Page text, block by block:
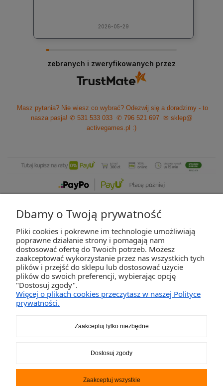
2026-05-29
zebranych i zweryfikowanych przez
Masz pytania? Nie wiesz co wybrać? Odezwij się a doradzimy - to
nasza pasja! ✆ 531 533 033 ✆ 796 521 697
✉ sklep@
activegames.pl :)
ZAKUPY
POMOC
2K-Invest Sp. j. Ul. Św. Wojciecha 60, 41-922 Radzionków, śląskie NIP: 645-241-94-
Napiszsklep@activegames.pllub zadzwoń +48796521697
Dbamy o Twoją prywatność
Pliki cookies i pokrewne im technologie umożliwiają
poprawne działanie strony i pomagają nam
dostosować ofertę do Twoich potrzeb. Możesz
zaakceptować wykorzystanie przez nas wszystkich tych
plików i przejść do sklepu lub dostosować użycie
plików do swoich preferencji, wybierając opcję
"Dostosuj zgody".
Więcej o plikach cookies przeczytasz w naszej Polityce
prywatności.
Zaakceptuj tylko niezbędne
Dostosuj zgody
Zaakceptuj wszystkie